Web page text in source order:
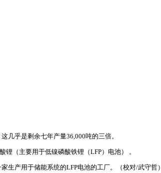
几乎是剩余七年产量36,000吨的三倍。
（主要用于低镍磷酸铁锂（LFP）电池） 。
生产用于储能系统的LFP电池的工厂。（校对/武守哲）